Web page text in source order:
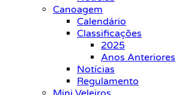
Canoagem
Calendário
Classificações
2025
Anos Anteriores
Notícias
Regulamento